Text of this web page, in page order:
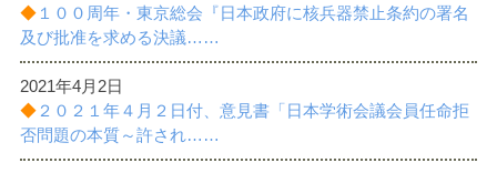
◆ １００周年・東京総会『日本政府に核兵器禁止条約の署名
及び批准を求める決議……
2021年4月2日
◆ ２０２１年４月２日付、意見書「日本学術会議会員任命拒
否問題の本質～許され……